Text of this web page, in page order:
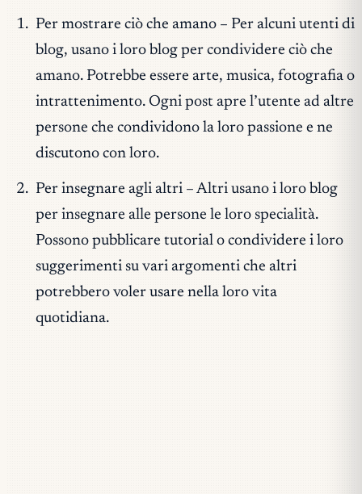
Per mostrare ciò che amano – Per alcuni utenti di
blog, usano i loro blog per condividere ciò che
amano. Potrebbe essere arte, musica, fotografia o
intrattenimento. Ogni post apre l’utente ad altre
persone che condividono la loro passione e ne
discutono con loro.
Per insegnare agli altri – Altri usano i loro blog
per insegnare alle persone le loro specialità.
Possono pubblicare tutorial o condividere i loro
suggerimenti su vari argomenti che altri
potrebbero voler usare nella loro vita
quotidiana.